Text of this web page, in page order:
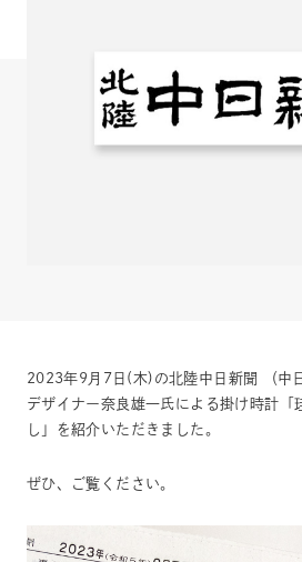
2023年9月7日(木)の北陸中日新聞 （中
デザイナー奈良雄一氏による掛け時計
し」を紹介いただきました。
ぜひ、ご覧ください。